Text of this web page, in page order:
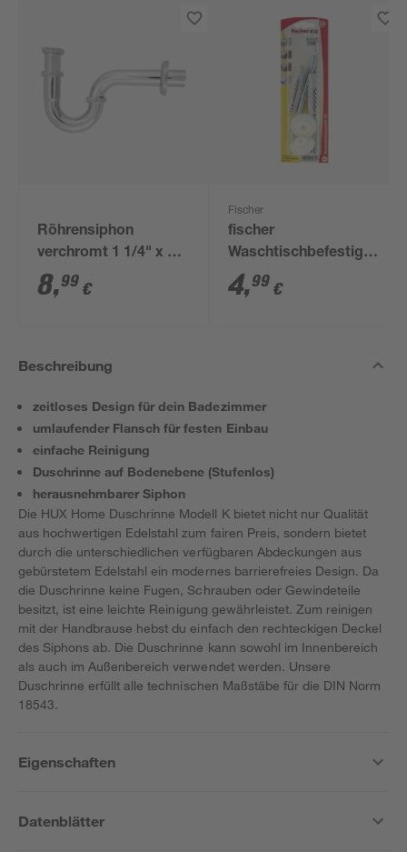
Röhrensiphon
verchromt 1 1/4" x 32
mm
8,99 €
Fischer
fischer
Waschtischbefestigung
WST 140 2 Stück
4,99 €
Beschreibung
zeitloses Design für dein Badezimmer
umlaufender Flansch für festen Einbau
einfache Reinigung
Duschrinne auf Bodenebene (Stufenlos)
herausnehmbarer Siphon
Die HUX Home Duschrinne Modell K bietet nicht nur Qualität
aus hochwertigen Edelstahl zum fairen Preis, sondern bietet
durch die unterschiedlichen verfügbaren Abdeckungen aus
gebürstetem Edelstahl ein modernes barrierefreies Design. Da
die Duschrinne keine Fugen, Schrauben oder Gewindeteile
besitzt, ist eine leichte Reinigung gewährleistet. Zum reinigen
mit der Handbrause hebst du einfach den rechteckigen Deckel
des Siphons ab. Die Duschrinne kann sowohl im Innenbereich
als auch im Außenbereich verwendet werden. Unsere
Duschrinne erfüllt alle technischen Maßstäbe für die DIN Norm
18543.
Eigenschaften
Datenblätter